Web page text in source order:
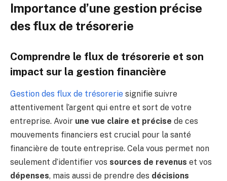
Importance d’une gestion précise
des flux de trésorerie
Comprendre le flux de trésorerie et son
impact sur la gestion financière
Gestion des flux de trésorerie signifie suivre
attentivement l’argent qui entre et sort de votre
entreprise. Avoir une vue claire et précise de ces
mouvements financiers est crucial pour la santé
financière de toute entreprise. Cela vous permet non
seulement d’identifier vos sources de revenus et vos
dépenses, mais aussi de prendre des décisions